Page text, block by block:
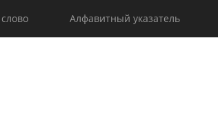
Алфавитный указатель